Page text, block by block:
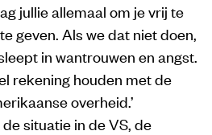
jullie allemaal om je vrij te
geven. Als we dat niet doen,
in wantrouwen en angst.
rekening houden met de
overheid.’
situatie in de VS, de